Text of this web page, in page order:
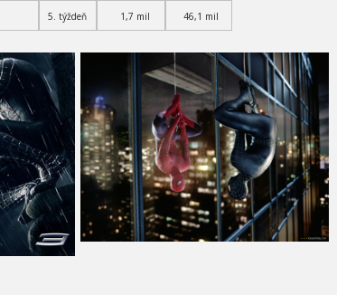
5. týždeň 1,7 mil 46,1 mil